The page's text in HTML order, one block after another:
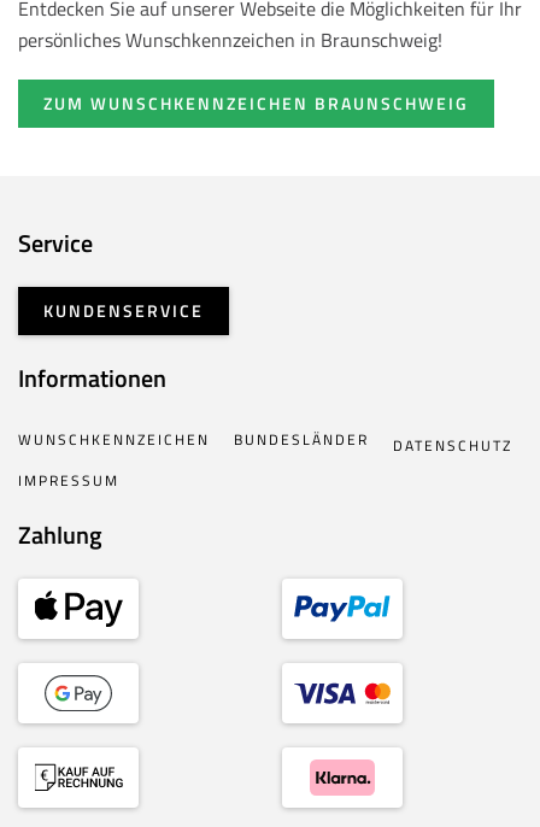
Entdecken Sie auf unserer Webseite die Möglichkeiten für Ihr
persönliches Wunschkennzeichen in Braunschweig!
ZUM WUNSCHKENNZEICHEN BRAUNSCHWEIG
Service
KUNDENSERVICE
Informationen
WUNSCHKENNZEICHEN BUNDESLÄNDER
DATENSCHUTZ
IMPRESSUM
Zahlung